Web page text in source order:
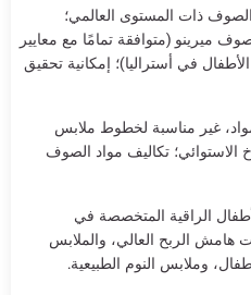
الصوف ذات المستوى العالمي؛
ميرينو (متوافقة تمامًا مع معايير
في أستراليا)؛ إمكانية تحقيق
غير مناسبة لخطوط ملابس
الاستوائي؛ تكاليف مواد الصوف
الراقية المتخصصة في
الربح العالي، والملابس
وملابس النوم الطبيعية.